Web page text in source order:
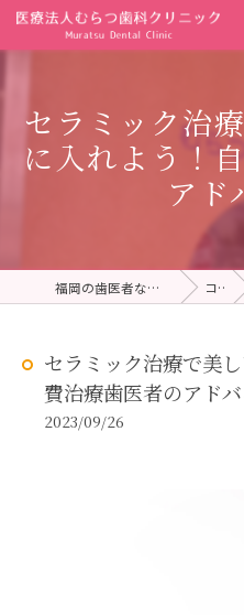
セラミック治
に入れよう！
アド
福岡の歯医者ならむらつ歯科クリニック コラム
セラミック治療で美
費治療歯医者のアド
2023/09/26